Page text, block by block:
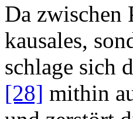
Da zwischen
kausales,
schlage sich
[28] mithin